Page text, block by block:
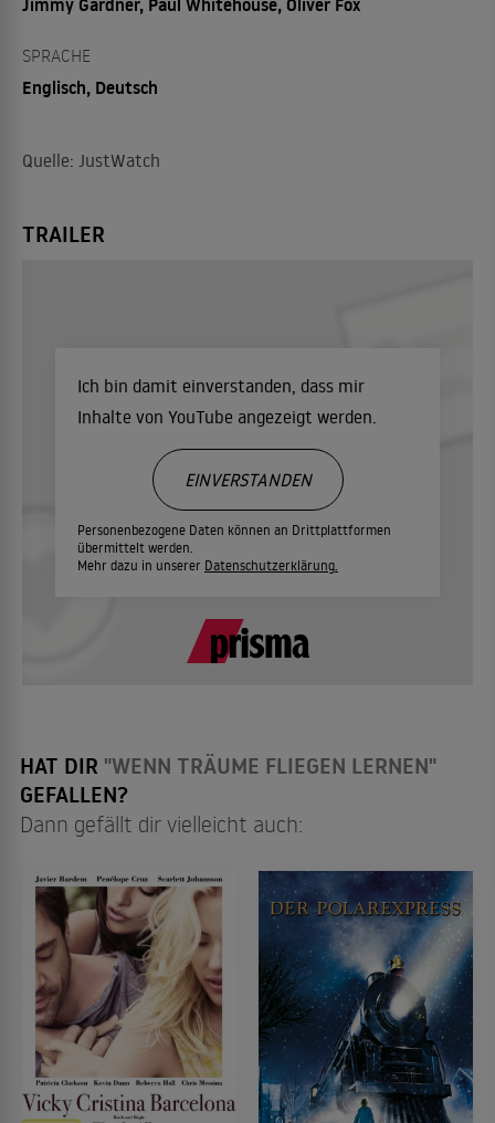
SPRACHE
Englisch, Deutsch
Quelle: JustWatch
TRAILER
Ich bin damit einverstanden, dass mir
Inhalte von YouTube angezeigt werden.
Personenbezogene Daten können an Drittplattformen
übermittelt werden.
Mehr dazu in unserer Datenschutzerklärung.
EINVERSTANDEN
HAT DIR "WENN TRÄUME FLIEGEN LERNEN"
GEFALLEN?
Dann gefällt dir vielleicht auch: